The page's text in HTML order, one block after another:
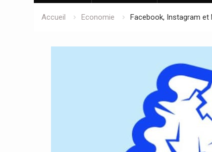
Accueil Economie Facebook, Instagram et